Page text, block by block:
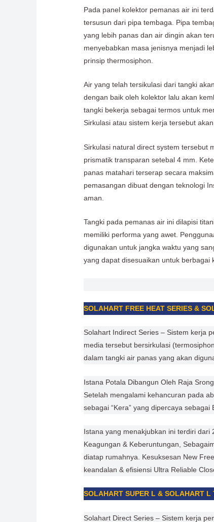
Pada panel kolektor pemanas air ini
tersusun dari pipa tembaga. Pipa
yang lebih panas dan air dingin akan
menyebabkan masa jenisnya menjadi
prinsip thermosiphon.
Air yang telah tersikulasi dari tangki
dengan baik oleh kolektor lalu akan
tangki bekerja sebagai termos untuk
Sirkulasi atau sistem kerja tersebut
Sirkulasi natural direct system tersebut
prismatik transparan setebal 4 mm.
panas matahari terserap secara
pemasangan dibuat dengan teknologi
aman.
Tangki pada pemanas air ini dilapisi
memiliki performa yang awet.
digunakan untuk jangka waktu yang
yang dapat disesuaikan untuk berbagai
SOLAHART FREE HEAT SERIES &
Solahart Indirect Series – Sistem kerja
media tersebut bersirkulasi
dalam tangki air panas yang akan
Istana Potala Dibangun Oleh Raja
Setelah mengalami kehancuran pada
sebagai “Kera” yang dipercaya
Istana yang menakjubkan ini terdiri dari
Keagungan & Keberuntungan,
diatap rumahnya. Kesuksesan New
keandalan & efisiensi Ultra Reliable
SOLAHART SUPER L & SOLAHART L
Solahart Direct Series – Sistem kerja